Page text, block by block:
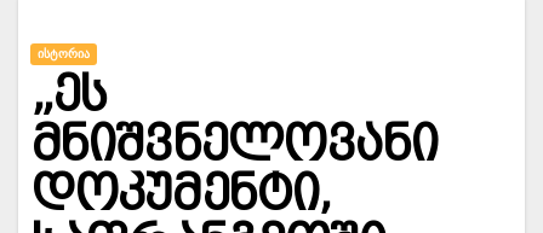
ᲘᲡᲢᲝᲠᲘᲐ
„ეს
მნიშვნელოვანი
დოკუმენტი,